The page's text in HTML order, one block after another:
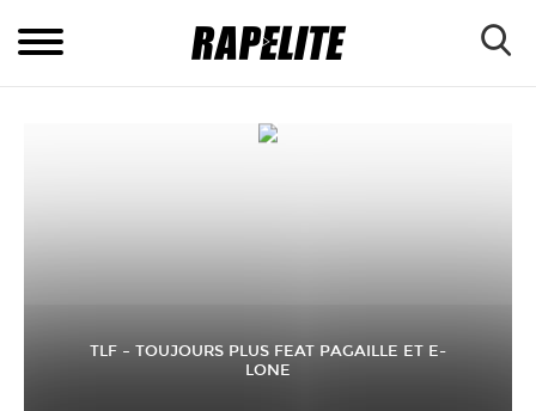
TLF – TOUJOURS PLUS FEAT PAGAILLE ET E-
LONE